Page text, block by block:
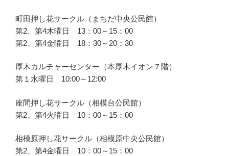
町田押し花サークル（まちだ中央公民館）
第2、第4木曜日 13：00～15：00
第2、第4金曜日 18：30～20：30
厚木カルチャーセンター（本厚木イオン７階）
第１水曜日 10:00～12:00
座間押し花サークル（相模台公民館）
第2、第4火曜日 10：00～15：00
相模原押し花サークル（相模原中央公民館）
第2、第4金曜日 10：00～15：00